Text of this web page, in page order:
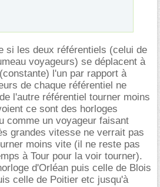
si les deux référentiels (celui de
voyageurs) se déplacent à
l'un par rapport à
de chaque référentiel ne
l'autre référentiel tourner moins
ce sont des horloges
comme un voyageur faisant
grandes vitesse ne verrait pas
moins vite (il ne reste pas
à Tour pour la voir tourner).
d'Orléan puis celle de Blois
celle de Poitier etc jusqu'à